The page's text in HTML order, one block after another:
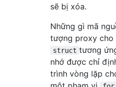
sẽ bị xóa.
Những gì mã
tượng proxy cho
struct tương
nhớ được chỉ
trình vòng lặp